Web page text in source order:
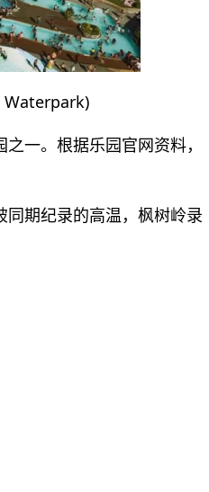
Waterpark)
一。根据乐园官网资料，
期纪录的高温，枫树岭录